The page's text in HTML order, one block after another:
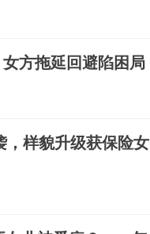
方拖延回避陷困局
，样貌升级获保险女